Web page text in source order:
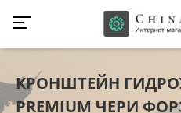
КРОНШТЕЙН
PREMIUM ЧЕРИ